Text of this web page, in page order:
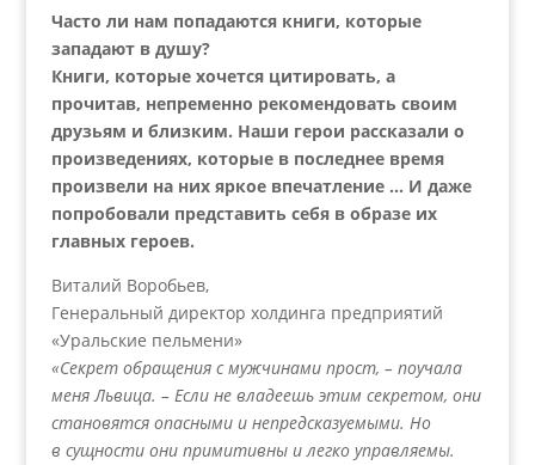
Часто ли нам попадаются книги, которые
западают в душу?
Книги, которые хочется цитировать, а
прочитав, непременно рекомендовать своим
друзьям и близким. Наши герои рассказали о
произведениях, которые в последнее время
произвели на них яркое впечатление … И даже
попробовали представить себя в образе их
главных героев.
Виталий Воробьев,
Генеральный директор холдинга предприятий
«Уральские пельмени»
«Секрет обращения с мужчинами прост, – поучала
меня Львица. – Если не владеешь этим секретом, они
становятся опасными и непредсказуемыми. Но
в сущности они примитивны и легко управляемы.